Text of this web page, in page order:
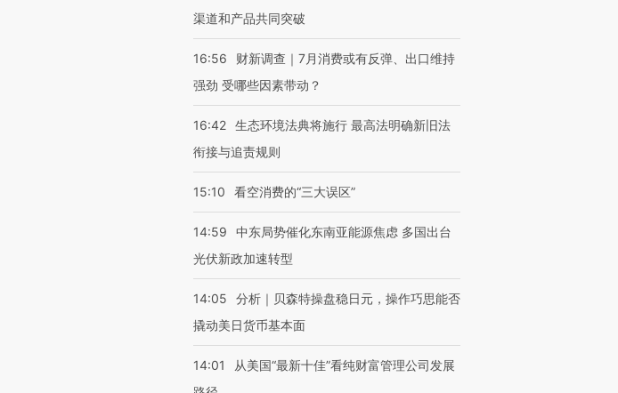
渠道和产品共同突破
16:56
财新调查｜7月消费或有反弹、出口维持
强劲 受哪些因素带动？
16:42 生态环境法典将施行 最高法明确新旧法
衔接与追责规则
15:10 看空消费的“三大误区”
14:59
中东局势催化东南亚能源焦虑 多国出台
光伏新政加速转型
14:05
分析｜贝森特操盘稳日元，操作巧思能否
撬动美日货币基本面
14:01
从美国“最新十佳”看纯财富管理公司发展